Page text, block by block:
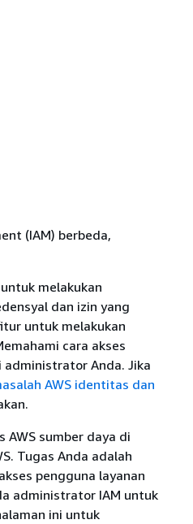
(IAM) berbeda,
melakukan
dan izin yang
untuk melakukan
cara akses
Anda. Jika
AWS identitas dan
sumber daya di
Tugas Anda adalah
pengguna layanan
administrator IAM untuk
ini untuk